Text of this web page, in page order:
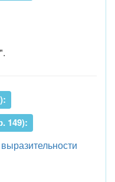
".
149):